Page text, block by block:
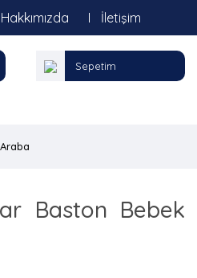
Hakkımızda İletişim
Sepetim
Baston Bebek